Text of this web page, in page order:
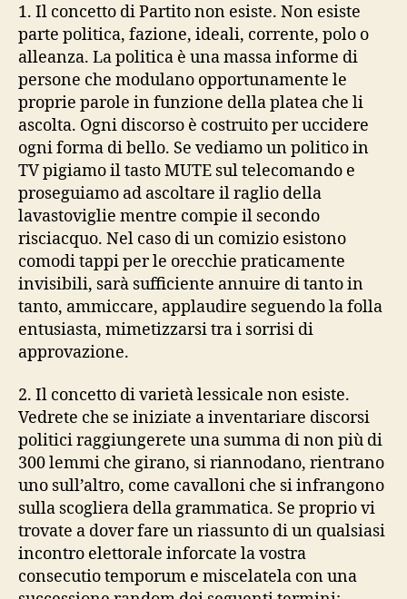
1. Il concetto di Partito non esiste. Non esiste
parte politica, fazione, ideali, corrente, polo o
alleanza. La politica è una massa informe di
persone che modulano opportunamente le
proprie parole in funzione della platea che li
ascolta. Ogni discorso è costruito per uccidere
ogni forma di bello. Se vediamo un politico in
TV pigiamo il tasto MUTE sul telecomando e
proseguiamo ad ascoltare il raglio della
lavastoviglie mentre compie il secondo
risciacquo. Nel caso di un comizio esistono
comodi tappi per le orecchie praticamente
invisibili, sarà sufficiente annuire di tanto in
tanto, ammiccare, applaudire seguendo la folla
entusiasta, mimetizzarsi tra i sorrisi di
approvazione.
2. Il concetto di varietà lessicale non esiste.
Vedrete che se iniziate a inventariare discorsi
politici raggiungerete una summa di non più di
300 lemmi che girano, si riannodano, rientrano
uno sull’altro, come cavalloni che si infrangono
sulla scogliera della grammatica. Se proprio vi
trovate a dover fare un riassunto di un qualsiasi
incontro elettorale inforcate la vostra
consecutio temporum e miscelatela con una